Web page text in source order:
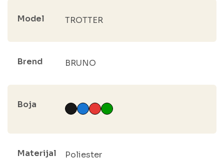
Model TROTTER
Brend BRUNO
Boja
Materijal Poliester